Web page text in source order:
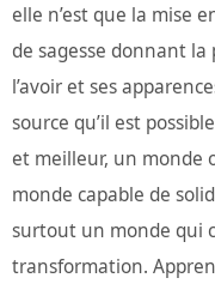
elle n’est que la mise
de sagesse donnant la
l’avoir et ses
source qu’il est
et meilleur, un monde
monde capable de
surtout un monde qui
transformation.